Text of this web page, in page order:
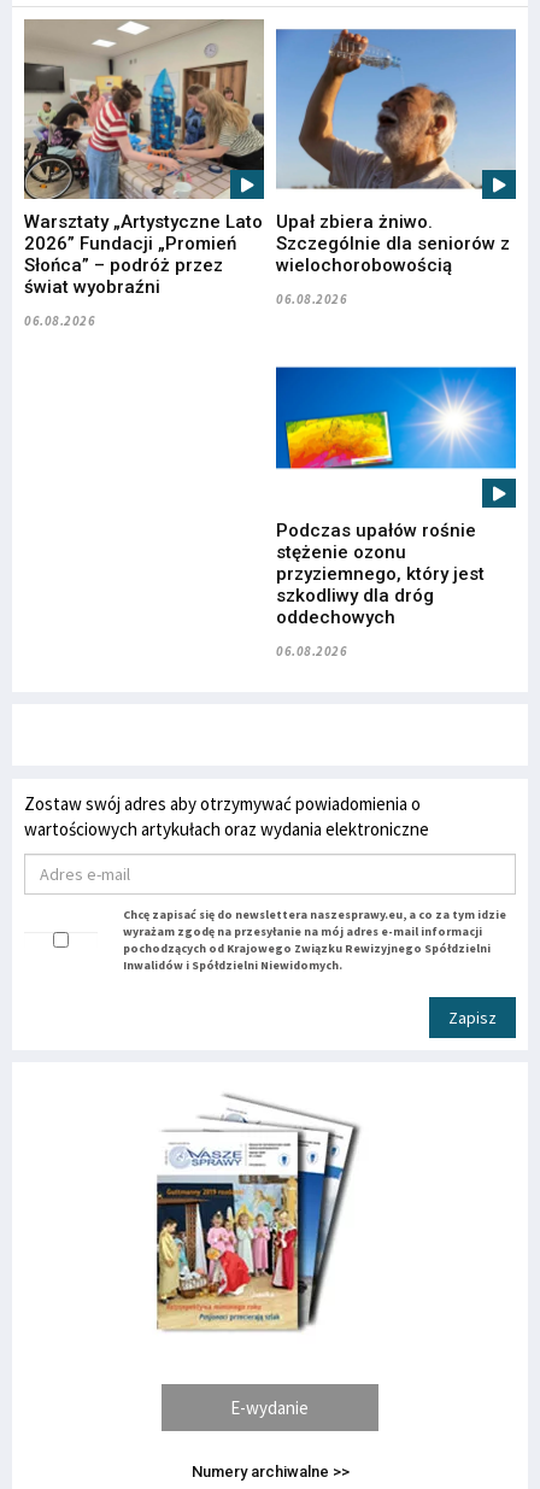
Warsztaty „Artystyczne Lato
2026” Fundacji „Promień
Słońca” – podróż przez
świat wyobraźni
06.08.2026
Upał zbiera żniwo.
Szczególnie dla seniorów z
wielochorobowością
06.08.2026
Podczas upałów rośnie
stężenie ozonu
przyziemnego, który jest
szkodliwy dla dróg
oddechowych
06.08.2026
Zostaw swój adres aby otrzymywać powiadomienia o
wartościowych artykułach oraz wydania elektroniczne
Chcę zapisać się do newslettera naszesprawy.eu, a co za tym idzie
wyrażam zgodę na przesyłanie na mój adres e-mail informacji
pochodzących od Krajowego Związku Rewizyjnego Spółdzielni
Inwalidów i Spółdzielni Niewidomych.
Zapisz
E-wydanie
Numery archiwalne >>